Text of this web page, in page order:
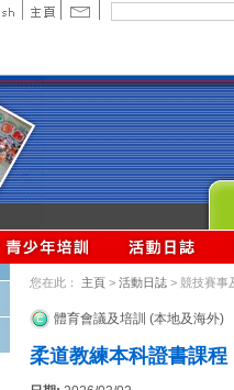
您在此： 主頁 > 活動日誌 > 競技賽事
體育會議及培訓 (本地及海外)
柔道教練本科證書課程